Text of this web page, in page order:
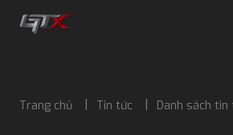
Trang chủ Tin tức Danh sách tin